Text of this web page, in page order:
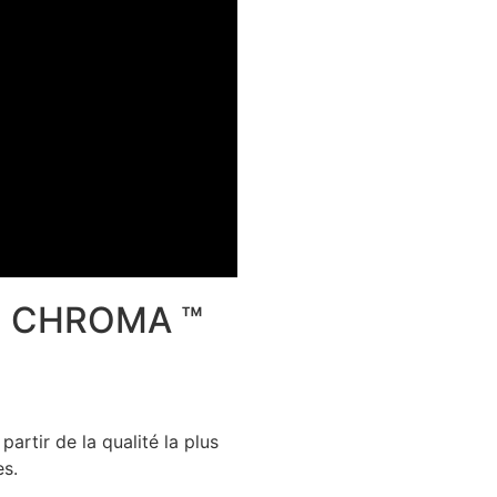
™
de la qualité la plus